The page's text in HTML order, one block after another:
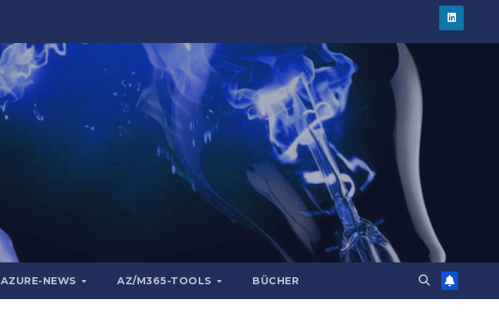
AZURE-NEWS AZ/M365-TOOLS BÜCHER